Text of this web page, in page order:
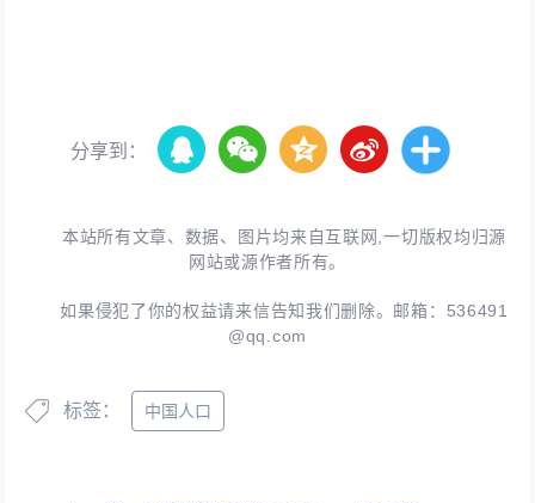
分享到：
本站所有文章、数据、图片均来自互联网,一切版权均归源
网站或源作者所有。
如果侵犯了你的权益请来信告知我们删除。邮箱： 536491
@qq.com
标签： 中国人口